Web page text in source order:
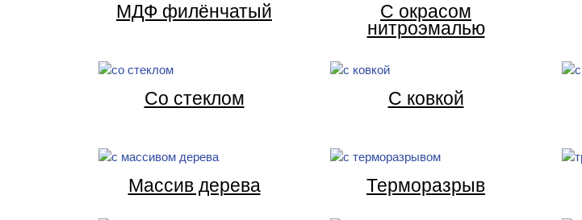
МДФ филёнчатый
С окрасом
нитроэмалью
Со стеклом С ковкой
Массив дерева Терморазрыв